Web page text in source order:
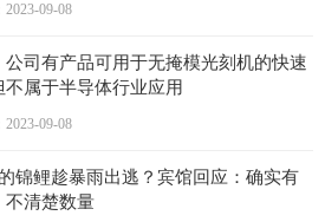
09-08
公司有产品可用于无掩模光刻机的快速
不属于半导体行业应用
09-08
锦鲤趁暴雨出逃？宾馆回应：确实有
不清楚数量